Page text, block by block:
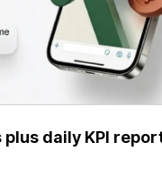
daily KPI